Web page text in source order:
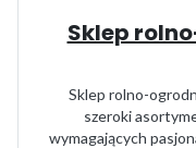
Sklep
Sklep rolno-
szeroki
wymagających